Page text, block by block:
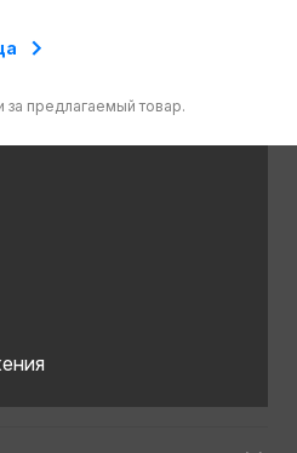
за предлагаемый товар.